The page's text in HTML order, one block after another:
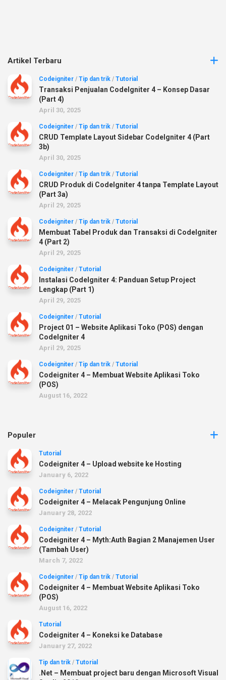
Artikel Terbaru
Codeigniter / Tip dan trik / Tutorial
Transaksi Penjualan CodeIgniter 4 – Konsep Dasar
(Part 4)
April 30, 2025
Codeigniter / Tip dan trik / Tutorial
CRUD Template Layout Sidebar CodeIgniter 4 (Part
3b)
April 30, 2025
Codeigniter / Tip dan trik / Tutorial
CRUD Produk di CodeIgniter 4 tanpa Template Layout
(Part 3a)
April 29, 2025
Codeigniter / Tip dan trik / Tutorial
Membuat Tabel Produk dan Transaksi di CodeIgniter
4 (Part 2)
April 29, 2025
Codeigniter / Tutorial
Instalasi CodeIgniter 4: Panduan Setup Project
Lengkap (Part 1)
April 29, 2025
Codeigniter / Tutorial
Project 01 – Website Aplikasi Toko (POS) dengan
CodeIgniter 4
April 29, 2025
Codeigniter / Tip dan trik / Tutorial
Codeigniter 4 – Membuat Website Aplikasi Toko
(POS)
August 16, 2022
Populer
Tutorial
Codeigniter 4 – Upload website ke Hosting
January 6, 2022
Codeigniter / Tutorial
Codeigniter 4 – Melacak Pengunjung Online
January 28, 2022
Codeigniter / Tutorial
Codeigniter 4 – Myth:Auth Bagian 2 Manajemen User
(Tambah User)
March 7, 2022
Codeigniter / Tip dan trik / Tutorial
Codeigniter 4 – Membuat Website Aplikasi Toko
(POS)
August 16, 2022
Tutorial
Codeigniter 4 – Koneksi ke Database
January 27, 2022
Tip dan trik / Tutorial
.Net – Membuat project baru dengan Microsoft Visual